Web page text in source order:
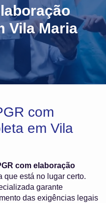
Vila Maria
com
em Vila
com elaboração
que está no lugar certo.
garante
das exigências legais